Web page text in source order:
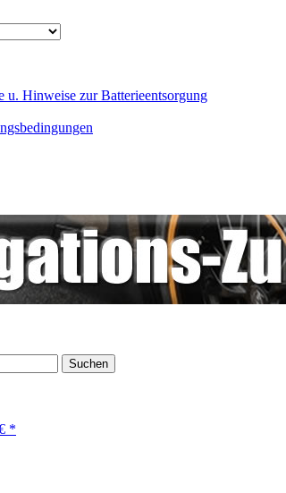
u. Hinweise zur Batterieentsorgung
Suchen
*